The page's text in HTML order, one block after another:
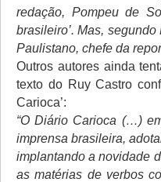
redação, Pompeu de
brasileiro’. Mas,
Paulistano, chefe da
Outros autores ainda
texto do Ruy Castro
Carioca’:
“O Diário Carioca (…)
imprensa brasileira,
implantando a novidade
as matérias de verbos